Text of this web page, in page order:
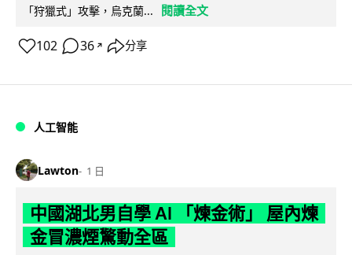
「狩獵式」攻擊，烏克蘭...
閱讀全文
102 36 ↗ 分享
人工智能
Lawton 1 日
中國湖北男自學 AI 「煉金術」 屋內煉
金冒濃煙驚動全區